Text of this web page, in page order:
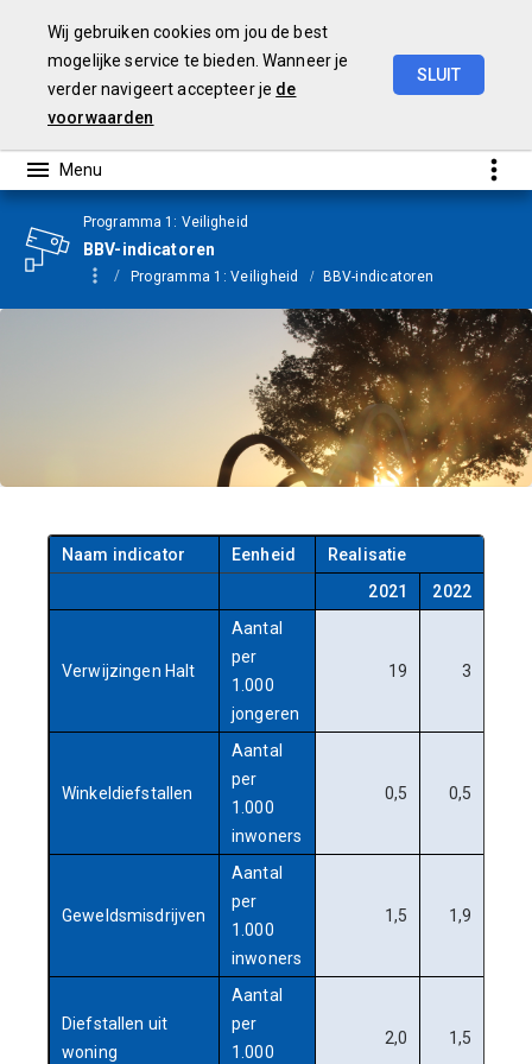
Wij gebruiken cookies om jou de best
mogelijke service te bieden. Wanneer je
verder navigeert accepteer je de
voorwaarden
SLUIT
Programma 1: Veiligheid
BBV-indicatoren
Programma 1: Veiligheid BBV-indicatoren
Naam indicator Eenheid
Realisatie
2021
2022
Verwijzingen Halt
Aantal
per
1.000
jongeren
19 3
Winkeldiefstallen
Aantal
per
1.000
inwoners
0,5 0,5
Geweldsmisdrijven
Aantal
per
1.000
inwoners
1,5 1,9
Diefstallen uit
woning
Aantal
per
1.000
2,0 1,5